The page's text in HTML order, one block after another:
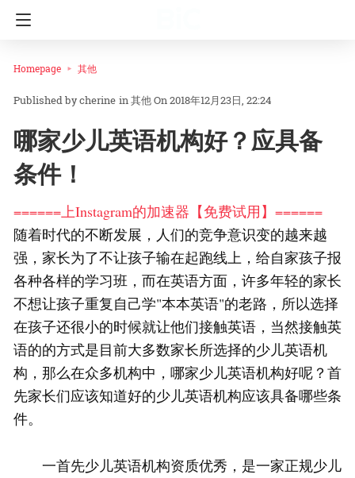
Homepage 其他
cherine in其他On 2018年12月23日, 22:24
哪家少儿英语机构好？应具备
条件！
======上Instagram的加速器【免费试用】======
随着时代的不断发展，人们的竞争意识变的越来越
强，家长为了不让孩子输在起跑线上，给自家孩子报
各种各样的学习班，而在英语方面，许多年轻的家长
不想让孩子重复自己学"本本英语"的老路，所以选择
在孩子还很小的时候就让他们接触英语，当然接触英
语的的方式是目前大多数家长所选择的少儿英语机
构，那么在众多机构中，哪家少儿英语机构好呢？首
先家长们应该知道好的少儿英语机构应该具备哪些条
件。
一首先少儿英语机构资质优秀，是一家正规少儿